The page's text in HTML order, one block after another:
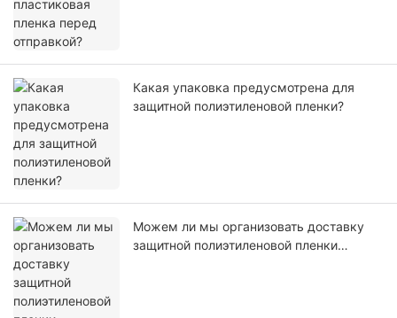
Какая упаковка предусмотрена для
защитной полиэтиленовой пленки?
Можем ли мы организовать доставку
защитной полиэтиленовой пленки